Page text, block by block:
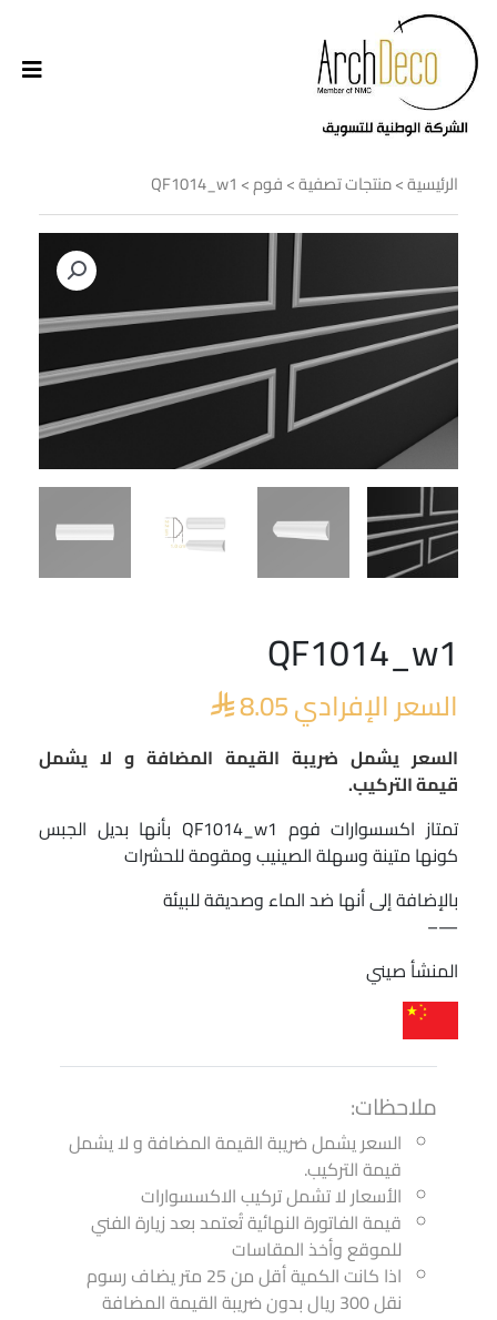
الرئيسية>منتجات تصفية>فوم> QF1014_w1
QF1014_w1
السعر الإفرادي 8.05
السعر يشمل ضريبة القيمة المضافة و لا يشمل
قيمة التركيب.
تمتاز اكسسوارات فوم QF1014_w1 بأنها بديل الجبس
كونها متينة وسهلة الصينيب ومقومة للحشرات
بالإضافة إلى أنها ضد الماء وصديقة للبيئة
—–
المنشأ صيني
ملاحظات:
السعر يشمل ضريبة القيمة المضافة و لا يشمل
قيمة التركيب.
الأسعار لا تشمل تركيب الاكسسوارات
قيمة الفاتورة النهائية تُعتمد بعد زيارة الفني
للموقع وأخذ المقاسات
اذا كانت الكمية أقل من 25 متر يضاف رسوم
نقل 300 ريال بدون ضريبة القيمة المضافة